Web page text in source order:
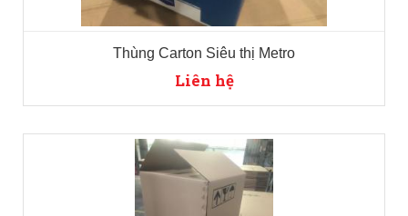
Thùng Carton Siêu thị Metro
Liên hệ